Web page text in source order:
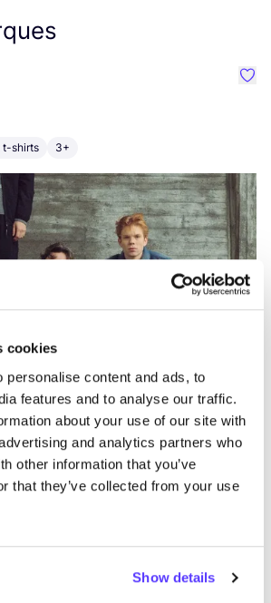
cookies
personalise content and ads, to
features and to analyse our traffic.
about your use of our site with
and analytics partners who
other information that you’ve
that they’ve collected from your use
Show details
t-shirts 3+